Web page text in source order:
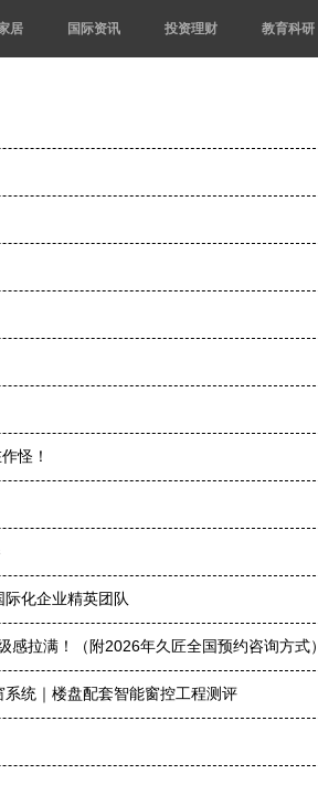
居 国际资讯 投资理财 教育科研
怪！
化企业精英团队
感拉满！（附2026年久匠全国预约咨询方式）
统｜楼盘配套智能窗控工程测评